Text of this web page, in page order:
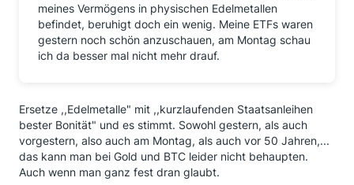
meines Vermögens in physischen Edelmetallen
befindet, beruhigt doch ein wenig. Meine ETFs waren
gestern noch schön anzuschauen, am Montag schau
ich da besser mal nicht mehr drauf.
Ersetze ,,Edelmetalle" mit ,,kurzlaufenden Staatsanleihen
bester Bonität" und es stimmt. Sowohl gestern, als auch
vorgestern, also auch am Montag, als auch vor 50 Jahren,...
das kann man bei Gold und BTC leider nicht behaupten.
Auch wenn man ganz fest dran glaubt.